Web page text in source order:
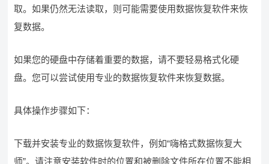
取。如果仍然无法读取，则可能需要使用数据恢复软件来恢
复数据。
如果您的硬盘中存储着重要的数据，请不要轻易格式化硬
盘。您可以尝试使用专业的数据恢复软件来恢复数据。
具体操作步骤如下：
下载并安装专业的数据恢复软件，例如“嗨格式数据恢复大
师”。请注意安装软件时的位置和被删除文件所在位置不能相